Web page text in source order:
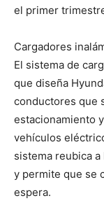
el primer
Cargadores
El sistema de
que diseña
conductores que
estacionamiento
vehículos
sistema reubica
y permite que se
espera.